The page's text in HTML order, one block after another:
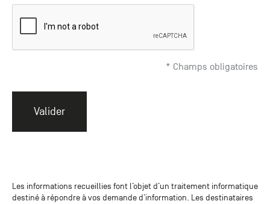
* Champs obligatoires
Valider
Les informations recueillies font l’objet d’un traitement informatique
destiné à répondre à vos demande d’information. Les destinataires